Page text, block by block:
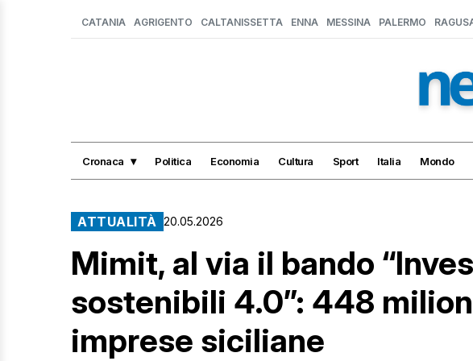
CATANIA AGRIGENTO CALTANISSETTA ENNA MESSINA PALERMO
Cronaca Politica Economia Cultura Sport Italia Mondo
ATTUALITÀ 20.05.2026
Mimit, al via il bando
sostenibili 4.0”: 448
imprese siciliane